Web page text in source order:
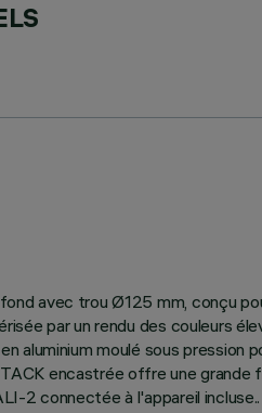
avec trou Ø125 mm, conçu
par un rendu des couleurs
aluminium moulé sous
encastrée offre une
2 connectée à l'appareil